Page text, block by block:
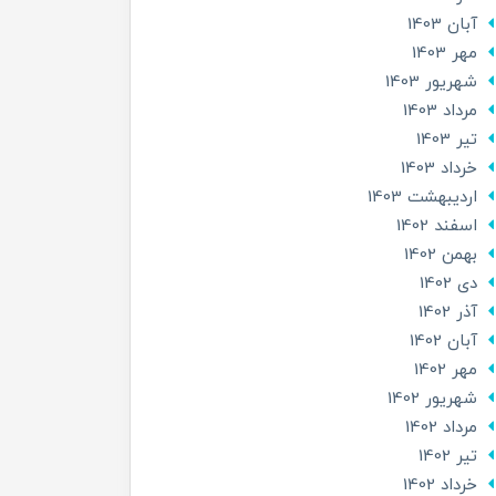
آبان 1403
مهر 1403
شهریور 1403
مرداد 1403
تير 1403
خرداد 1403
ارديبهشت 1403
اسفند 1402
بهمن 1402
دی 1402
آذر 1402
آبان 1402
مهر 1402
شهریور 1402
مرداد 1402
تير 1402
خرداد 1402